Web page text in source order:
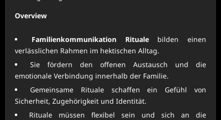
Overview
Familienkommunikation Ritualebilden einen
verlässlichen Rahmen im hektischen Alltag.
Sie fördern den offenen Austausch und die
emotionale Verbindung innerhalb der Familie.
Gemeinsame Rituale schaffen ein Gefühl von
Sicherheit, Zugehörigkeit und Identität.
Rituale müssen flexibel sein und sich an die